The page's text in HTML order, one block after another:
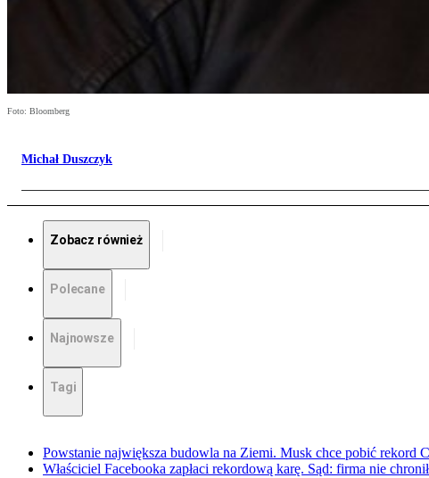
Foto: Bloomberg
Michał Duszczyk
Zobacz również
Polecane
Najnowsze
Tagi
Powstanie największa budowla na Ziemi. Musk chce pobić rekord
Właściciel Facebooka zapłaci rekordową karę. Sąd: firma nie